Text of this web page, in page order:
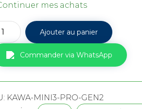
mes achats
Ajouter au panier
Commander via WhatsApp
KAWA-MINI3-PRO-GEN2